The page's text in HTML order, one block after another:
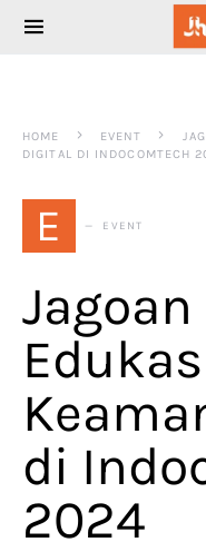
SEARCH FOR:
HOME EVENT
DIGITAL DI INDOCOMTECH
E EVENT
di
2024